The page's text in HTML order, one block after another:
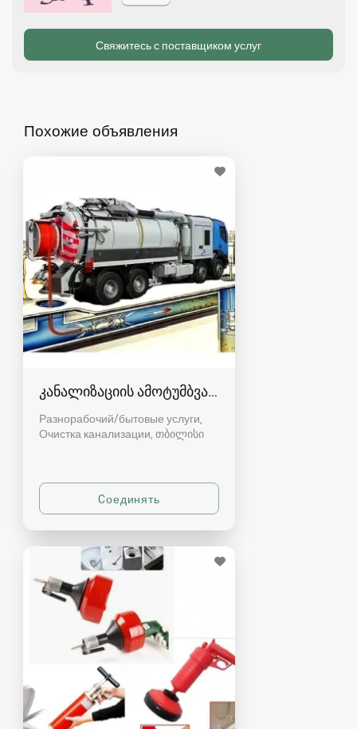
Похожие объявления
კანალიზაციის ამოტუმბვა, გაწმენდა
Разнорабочий/бытовые услуги,
Очистка канализации თბილისი